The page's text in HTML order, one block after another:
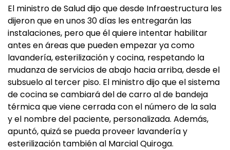
El ministro de Salud dijo que desde Infraestructura les
dijeron que en unos 30 días les entregarán las
instalaciones, pero que él quiere intentar habilitar
antes en áreas que pueden empezar ya como
lavandería, esterilización y cocina, respetando la
mudanza de servicios de abajo hacia arriba, desde el
subsuelo al tercer piso. El ministro dijo que el sistema
de cocina se cambiará del de carro al de bandeja
térmica que viene cerrada con el número de la sala
y el nombre del paciente, personalizada. Además,
apuntó, quizá se pueda proveer lavandería y
esterilización también al Marcial Quiroga.